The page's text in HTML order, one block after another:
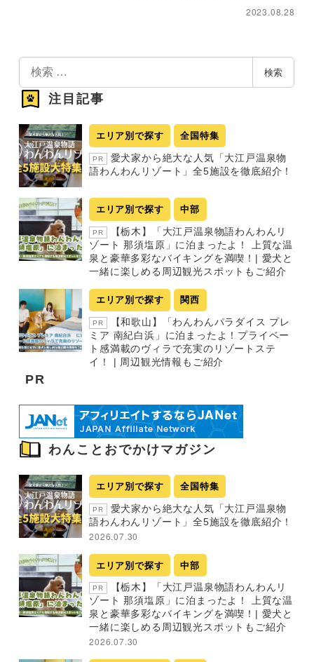
2023.08.28
索
検索
注目記事
エリア別で探す 全国特集
PR
愛犬家から絶大な人気「大江戸温泉物
語わんわんリゾート」全5施設を徹底紹介！
エリア別で探す 中部
PR
【栃木】「大江戸温泉物語わんわんリ
ゾート 那須塩原」に泊まったよ！ 上質な温
泉と豪華多彩なバイキングを満喫！| 愛犬と
一緒に楽しめる周辺観光スポットもご紹介
エリア別で探す 関西
PR
【和歌山】「わんわんパラダイス プレ
ミア 南紀白浜」に泊まったよ！プライベー
ト感満載のヴィラで充実のリゾートステ
イ！ | 周辺観光情報もご紹介
PR
わんことおでかけマガジン
エリア別で探す 全国特集
PR
愛犬家から絶大な人気「大江戸温泉物
語わんわんリゾート」全5施設を徹底紹介！
2026.07.30
エリア別で探す 中部
PR
【栃木】「大江戸温泉物語わんわんリ
ゾート 那須塩原」に泊まったよ！ 上質な温
泉と豪華多彩なバイキングを満喫！| 愛犬と
一緒に楽しめる周辺観光スポットもご紹介
2026.07.30